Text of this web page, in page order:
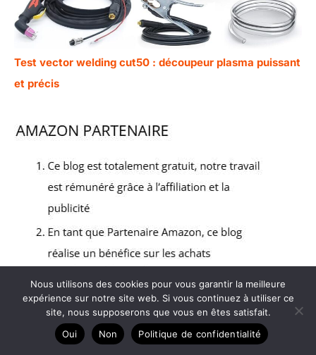
Test vector welding cut50 : découpeur plasma puissant
et précis
Nous utilisons des cookies pour vous garantir la meilleure
expérience sur notre site web. Si vous continuez à utiliser ce
site, nous supposerons que vous en êtes satisfait.
Oui
Non Politique de confidentialité